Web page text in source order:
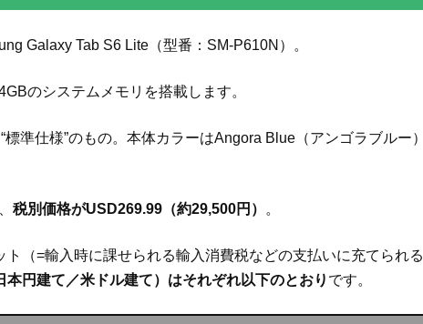
Galaxy Tab S6 Lite（型番：SM-P610N）。
のシステムメモリを搭載します。
準仕様”のもの。本体カラーはAngora Blue（アンゴラブルー）
税別価格がUSD269.99（約29,500円） 。
（=輸入時に課せられる輸入消費税などの支払いに充てられる
本円建て／米ドル建て）はそれぞれ以下のとおり です。